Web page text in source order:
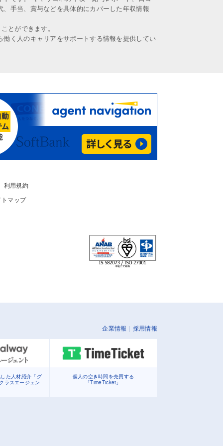
手当、賞与などを具体的にカバーした年収情報
とができます。
く人のキャリアをサポートする情報を提供してい
利用規約
マップ
企業情報 採用情報
た人材紹介「グ
ラスエージェン
個人の空き時間を売買する
「TimeTicket」